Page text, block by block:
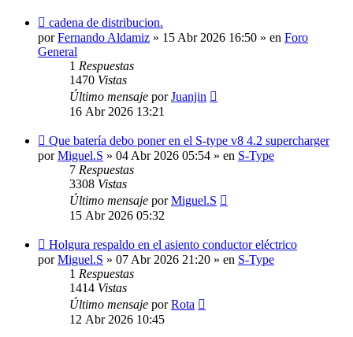
Nuevo
mensaje
cadena de distribucion.
porFernando Aldamiz » 15 Abr 2026 16:50 » en Foro
General
1 Respuestas
1470 Vistas
Último mensaje porJuanjin
16 Abr 2026 13:21
Nuevo
mensaje
Que batería debo poner en el S-type v8 4.2 supercharger
porMiguel.S » 04 Abr 2026 05:54 » en S-Type
7 Respuestas
3308 Vistas
Último mensaje porMiguel.S
15 Abr 2026 05:32
Nuevo
mensaje
Holgura respaldo en el asiento conductor eléctrico
porMiguel.S » 07 Abr 2026 21:20 » en S-Type
1 Respuestas
1414 Vistas
Último mensaje porRota
12 Abr 2026 10:45